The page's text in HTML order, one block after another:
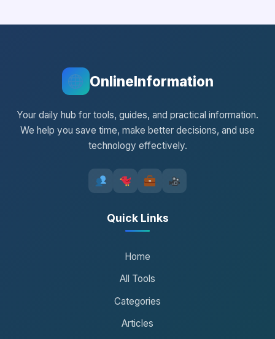
OnlineInformation
Your daily hub for tools, guides, and practical information.
We help you save time, make better decisions, and use
technology effectively.
Quick Links
Home
All Tools
Categories
Articles